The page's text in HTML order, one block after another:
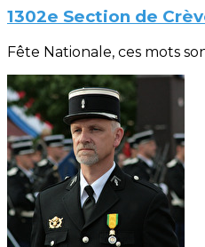
1302e Section de
Fête Nationale, ces mots